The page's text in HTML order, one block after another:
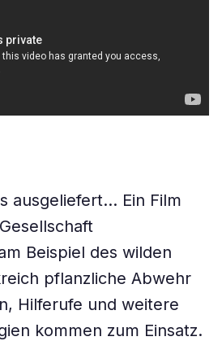
ausgeliefert… Ein Film
Beispiel des wilden
pflanzliche Abwehr
Hilferufe und weitere
kommen zum Einsatz.